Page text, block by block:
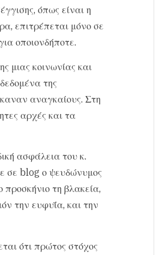
όπως είναι η
επιτρέπεται μόνο σε
οποιονδήποτε.
μιας κοινωνίας και
της
αναγκαίους. Στη
αρχές και τα
ασφάλεια του κ.
σε blog ο ψευδώνυμος
τη βλακεία,
την ευφυΐα, και την
ότι πρώτος στόχος